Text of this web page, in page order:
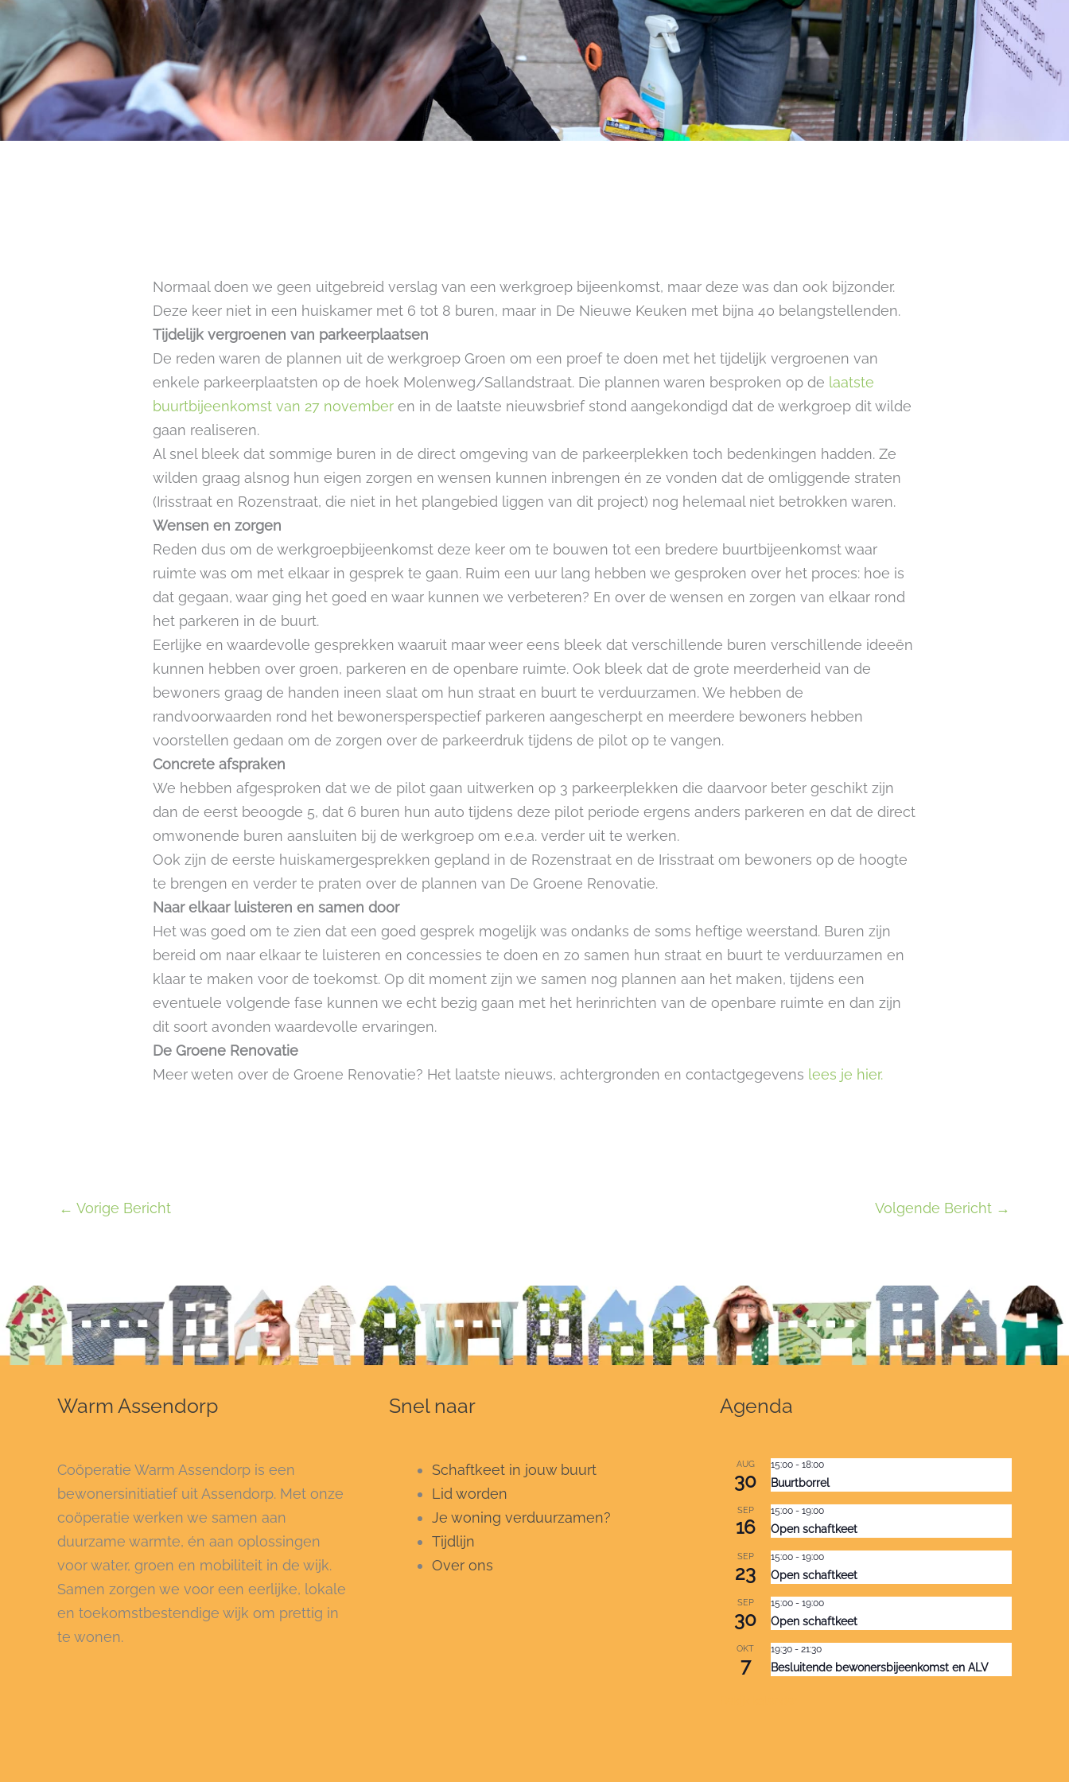
Normaal doen we geen uitgebreid verslag van een werkgroep bijeenkomst, maar deze was dan ook bijzonder.
Deze keer niet in een huiskamer met 6 tot 8 buren, maar in De Nieuwe Keuken met bijna 40 belangstellenden.
Tijdelijk vergroenen van parkeerplaatsen
De reden waren de plannen uit de werkgroep Groen om een proef te doen met het tijdelijk vergroenen van
enkele parkeerplaatsten op de hoek Molenweg/Sallandstraat. Die plannen waren besproken op de laatste
buurtbijeenkomst van 27 november en in de laatste nieuwsbrief stond aangekondigd dat de werkgroep dit wilde
gaan realiseren.
Al snel bleek dat sommige buren in de direct omgeving van de parkeerplekken toch bedenkingen hadden. Ze
wilden graag alsnog hun eigen zorgen en wensen kunnen inbrengen én ze vonden dat de omliggende straten
(Irisstraat en Rozenstraat, die niet in het plangebied liggen van dit project) nog helemaal niet betrokken waren.
Wensen en zorgen
Reden dus om de werkgroepbijeenkomst deze keer om te bouwen tot een bredere buurtbijeenkomst waar
ruimte was om met elkaar in gesprek te gaan. Ruim een uur lang hebben we gesproken over het proces: hoe is
dat gegaan, waar ging het goed en waar kunnen we verbeteren? En over de wensen en zorgen van elkaar rond
het parkeren in de buurt.
Eerlijke en waardevolle gesprekken waaruit maar weer eens bleek dat verschillende buren verschillende ideeën
kunnen hebben over groen, parkeren en de openbare ruimte. Ook bleek dat de grote meerderheid van de
bewoners graag de handen ineen slaat om hun straat en buurt te verduurzamen. We hebben de
randvoorwaarden rond het bewonersperspectief parkeren aangescherpt en meerdere bewoners hebben
voorstellen gedaan om de zorgen over de parkeerdruk tijdens de pilot op te vangen.
Concrete afspraken
We hebben afgesproken dat we de pilot gaan uitwerken op 3 parkeerplekken die daarvoor beter geschikt zijn
dan de eerst beoogde 5, dat 6 buren hun auto tijdens deze pilot periode ergens anders parkeren en dat de direct
omwonende buren aansluiten bij de werkgroep om e.e.a. verder uit te werken.
Ook zijn de eerste huiskamergesprekken gepland in de Rozenstraat en de Irisstraat om bewoners op de hoogte
te brengen en verder te praten over de plannen van De Groene Renovatie.
Naar elkaar luisteren en samen door
Het was goed om te zien dat een goed gesprek mogelijk was ondanks de soms heftige weerstand. Buren zijn
bereid om naar elkaar te luisteren en concessies te doen en zo samen hun straat en buurt te verduurzamen en
klaar te maken voor de toekomst. Op dit moment zijn we samen nog plannen aan het maken, tijdens een
eventuele volgende fase kunnen we echt bezig gaan met het herinrichten van de openbare ruimte en dan zijn
dit soort avonden waardevolle ervaringen.
De Groene Renovatie
Meer weten over de Groene Renovatie? Het laatste nieuws, achtergronden en contactgegevens lees je hier.
← Vorige Bericht Volgende Bericht →
Warm Assendorp
Coöperatie Warm Assendorp is een
bewonersinitiatief uit Assendorp. Met onze
coöperatie werken we samen aan
duurzame warmte, én aan oplossingen
voor water, groen en mobiliteit in de wijk.
Samen zorgen we voor een eerlijke, lokale
en toekomstbestendige wijk om prettig in
te wonen.
Snel naar
Schaftkeet in jouw buurt
Lid worden
Je woning verduurzamen?
Tijdlijn
Over ons
Agenda
AUG
30
15:00 -18:00
Buurtborrel
SEP
16
15:00 -19:00
Open schaftkeet
SEP
23
15:00 -19:00
Open schaftkeet
SEP
30
15:00 -19:00
Open schaftkeet
OKT
7
19:30 -21:30
Besluitende bewonersbijeenkomst en ALV